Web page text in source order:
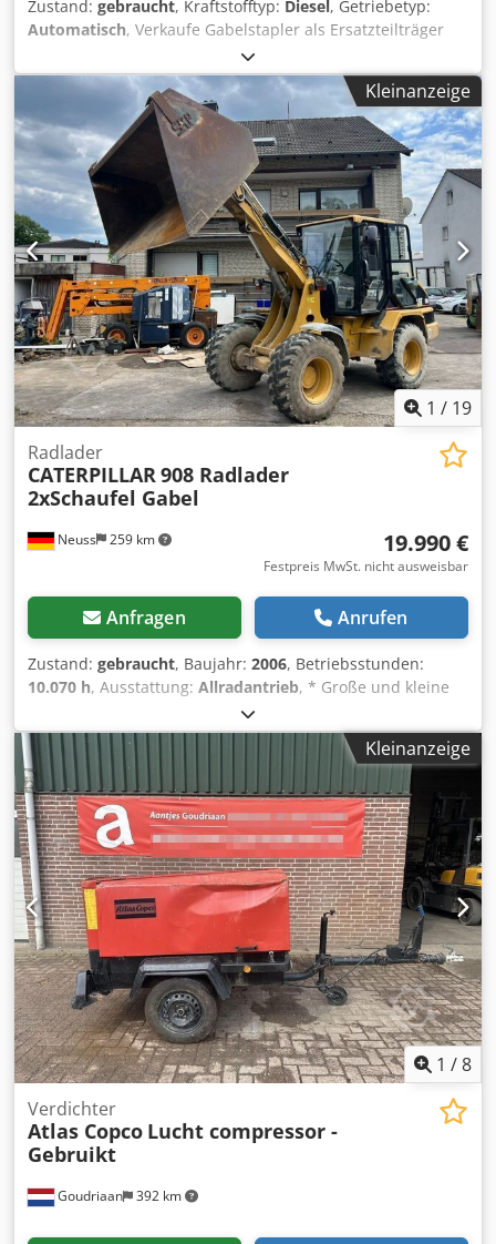
Zustand: gebraucht, Kraftstofftyp: Diesel, Getriebetyp:
Automatisch, Verkaufe Gabelstapler als Ersatzteilträger
Gabelstapler der Marke TCM Importiert aus Deutschland
Dodeym D Azopfx Ag Dskr Der Stapler springt nicht an Bei
Interesse bitte kontaktieren.
Kleinanzeige
1 / 19
Neuss 259 km
Radlader
CATERPILLAR 908 Radlader
2xSchaufel Gabel
19.990 €
Festpreis MwSt. nicht ausweisbar
Anfragen Anrufen
Zustand: gebraucht, Baujahr: 2006, Betriebsstunden:
10.070 h, Ausstattung: Allradantrieb, * Große und kleine
Schaufel + Gabel dabei Dkjdpownk Egsfx Ag Djr
Kleinanzeige
1 /8
Goudriaan 392 km
Verdichter
Atlas Copco Lucht compressor -
Gebruikt